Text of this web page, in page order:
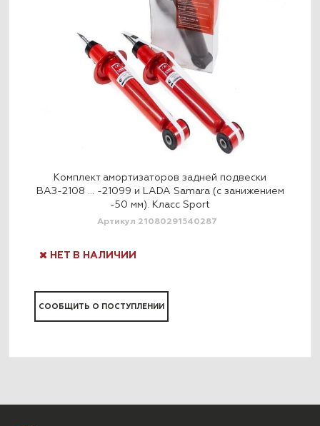
Комплект амортизаторов задней подвески
ВАЗ-2108 … -21099 и LADA Samara (с занижением
-50 мм). Класс Sport
Артикул 21080291540287
НЕТ В НАЛИЧИИ
СООБЩИТЬ О ПОСТУПЛЕНИИ